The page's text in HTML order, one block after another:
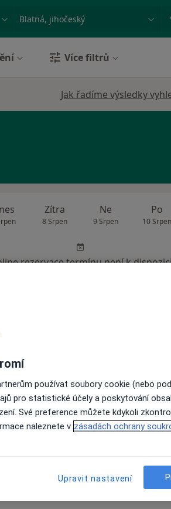
Město nebo region
Více filtrů
Jak řadíme výsledky
Zítra
8 Srpen
Ne
9 Srpen
Po
10 Srpen
rezervace termínu není k
rezervace termínu není k
Rezervovat termín
používat soubory cookie (nebo
pro statistické účely a poskytování
Své preference můžete kdykoli
naleznete v zásadách ochrany
Upravit nastavení